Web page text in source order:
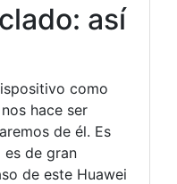
así
como
hace ser
de él. Es
de gran
de este Huawei